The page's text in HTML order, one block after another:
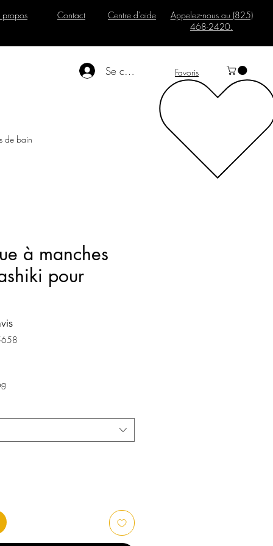
propos Contact Centre d'aide
Appelez-nous au (825)
468-2420.
Se connecter Favoris
de bain
à manches
pour
cinq étoiles selon 1 avis